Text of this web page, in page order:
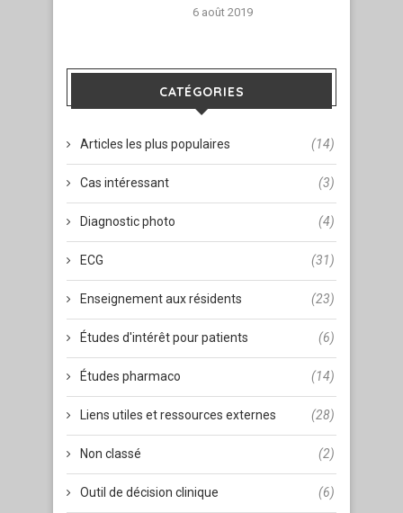
6 août 2019
CATÉGORIES
Articles les plus populaires (14)
Cas intéressant (3)
Diagnostic photo (4)
ECG (31)
Enseignement aux résidents (23)
Études d'intérêt pour patients (6)
Études pharmaco (14)
Liens utiles et ressources externes (28)
Non classé (2)
Outil de décision clinique (6)